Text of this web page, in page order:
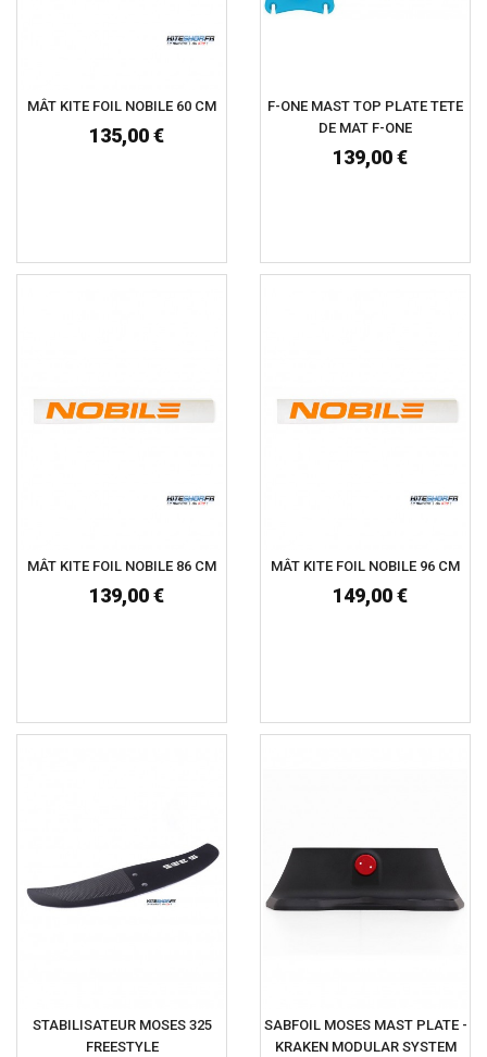
MÂT KITE FOIL NOBILE 60 CM
135,00 €
F-ONE MAST TOP PLATE TETE
DE MAT F-ONE
139,00 €
MÂT KITE FOIL NOBILE 86 CM
139,00 €
MÂT KITE FOIL NOBILE 96 CM
149,00 €
STABILISATEUR MOSES 325
FREESTYLE
SABFOIL MOSES MAST PLATE -
KRAKEN MODULAR SYSTEM